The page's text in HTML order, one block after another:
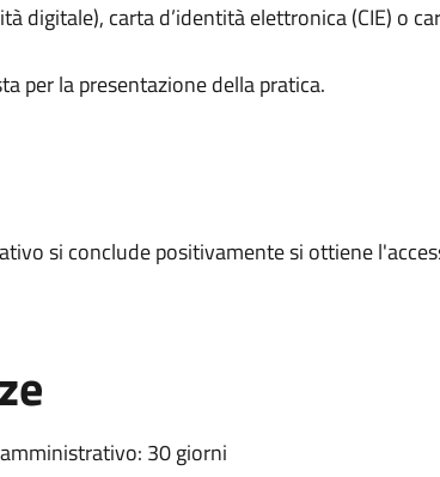
digitale), carta d’identità elettronica (CIE) o
per la presentazione della pratica.
si conclude positivamente si ottiene
30 giorni